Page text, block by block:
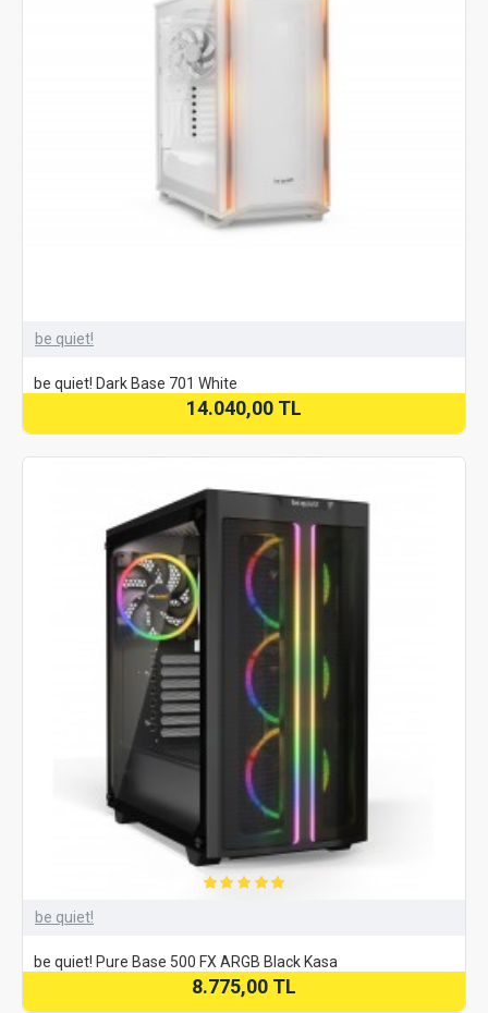
be quiet!
be quiet! Dark Base 701 White
14.040,00 TL
be quiet!
be quiet! Pure Base 500 FX ARGB Black Kasa
8.775,00 TL